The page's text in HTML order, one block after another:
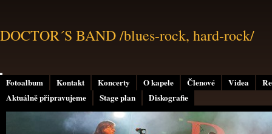
Fotoalbum Kontakt Koncerty O kapele Členové Videa
Aktuálně připravujeme
Stage plan Diskografie
DOCTOR´S BAND /blues-rock, hard-rock/